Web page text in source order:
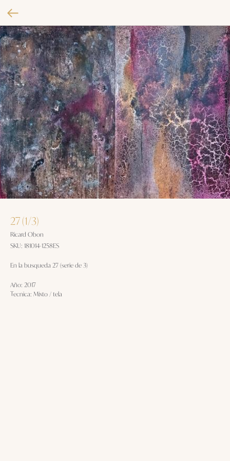
27 (1/3)
Ricard Obon
SKU: 181014-1258ES
En la busqueda 27 (serie de 3)
Año: 2017
Tecnica: Mixto / tela